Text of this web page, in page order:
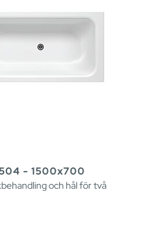
- 1500x700
och hål för två